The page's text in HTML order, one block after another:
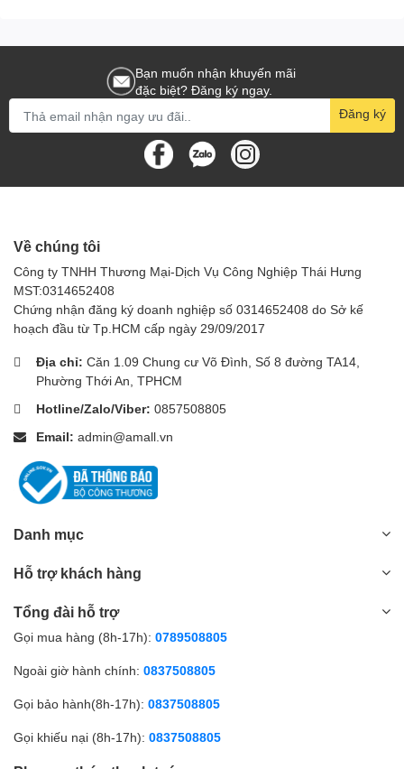
Bạn muốn nhận khuyến mãi
đặc biệt? Đăng ký ngay.
Đăng ký
Về chúng tôi
Công ty TNHH Thương Mại-Dịch Vụ Công Nghiệp Thái Hưng
MST:0314652408
Chứng nhận đăng ký doanh nghiệp số 0314652408 do Sở kế
hoạch đầu từ Tp.HCM cấp ngày 29/09/2017
Địa chỉ: Căn 1.09 Chung cư Võ Đình, Số 8 đường TA14,
Phường Thới An, TPHCM
Hotline/Zalo/Viber: 0857508805
Email: admin@amall.vn
Danh mục
Hỗ trợ khách hàng
Tổng đài hỗ trợ
Gọi mua hàng (8h-17h): 0789508805
Ngoài giờ hành chính: 0837508805
Gọi bảo hành(8h-17h): 0837508805
Gọi khiếu nại (8h-17h): 0837508805